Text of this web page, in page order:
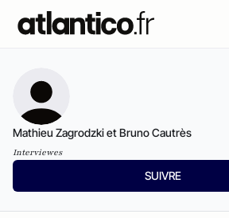
Mathieu Zagrodzki et Bruno Cautrès
Interviewes
SUIVRE